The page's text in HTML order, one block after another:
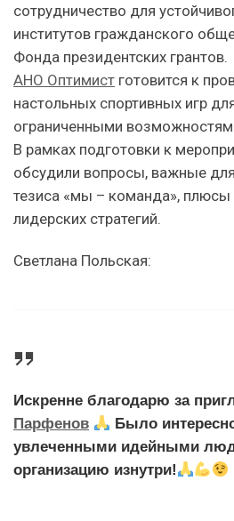
сотрудничество для
институтов гражданского
Фонда президентских грантов.
АНО Оптимист готовится к
настольных спортивных игр
ограниченными
В рамках подготовки к
обсудили вопросы, важные
тезиса «мы – команда»,
лидерских стратегий.
Светлана Польская:
Искренне благодарю за
Парфенов
Было
увлеченными идейными
организацию изнутри!